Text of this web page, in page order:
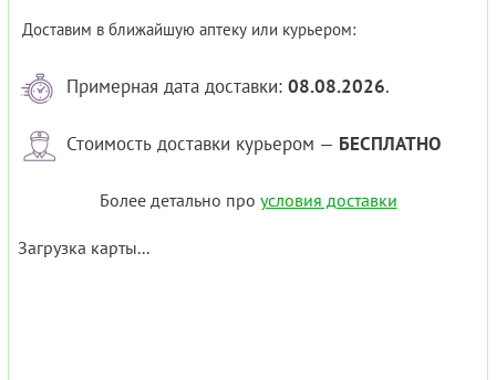
Доставим в ближайшую аптеку или курьером:
Примерная дата доставки: 08.08.2026.
Стоимость доставки курьером — БЕСПЛАТНО
Более детально про условия доставки
Загрузка карты...